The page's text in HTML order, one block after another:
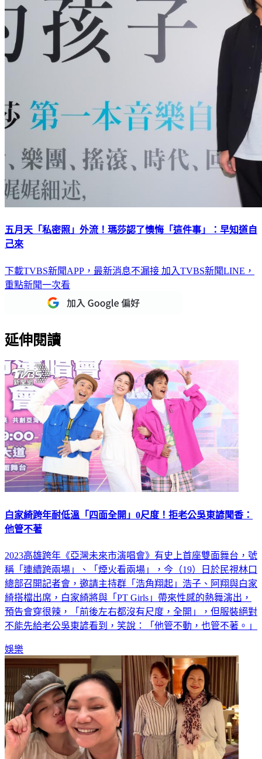
五月天「私密照」外流！瑪莎認了懊悔「這件事」：早知道自
己來
下載TVBS新聞APP，最新消息不漏接 加入TVBS新聞LINE，
重點新聞一次看
延伸閱讀
白家綺跨年耐低溫「四面全開」0尺度！拒老公吳東諺聞香：
他管不著
2023高雄跨年《亞灣未來市演唱會》有史上首座雙面舞台，號
稱「連續跨兩場」、「煙火看兩場」，今（19）日於民視林口
總部召開記者會，邀請主持群「浩角翔起」浩子、阿翔與白家
綺搭檔出席，白家綺將與「PT Girls」帶來性感的熱舞演出，
預告會穿很辣，「前後左右都沒有尺度，全開」，但服裝絕對
不能先給老公吳東諺看到，笑說：「他管不動，也管不著。」
娛樂